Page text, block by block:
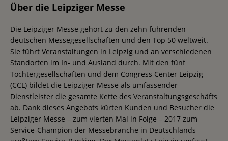
Über die Leipziger Messe
Die Leipziger Messe gehört zu den zehn führenden
deutschen Messegesellschaften und den Top 50 weltweit.
Sie führt Veranstaltungen in Leipzig und an verschiedenen
Standorten im In- und Ausland durch. Mit den fünf
Tochtergesellschaften und dem Congress Center Leipzig
(CCL) bildet die Leipziger Messe als umfassender
Dienstleister die gesamte Kette des Veranstaltungsgeschäfts
ab. Dank dieses Angebots kürten Kunden und Besucher die
Leipziger Messe – zum vierten Mal in Folge – 2017 zum
Service-Champion der Messebranche in Deutschlands